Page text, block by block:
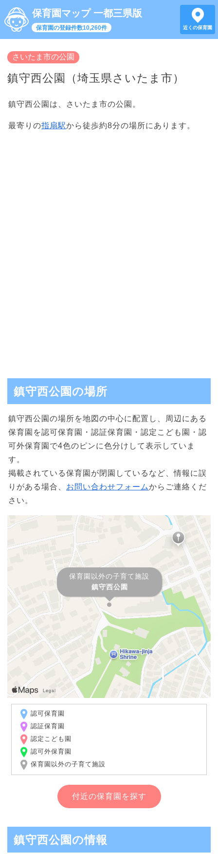
保育園マップ 一都三県版
保育園の登録件数10,260件 近くの保育園
さいたま市の公園
鎮守西公園（埼玉県さいたま市）
鎮守西公園は、さいたま市の公園。
最寄りの指扇駅から徒歩約8分の場所にあります。
鎮守西公園の場所
鎮守西公園の場所を地図の中心に配置し、周辺にある
保育園を認可保育園・認証保育園・認定こども園・認
可外保育園で4色のピンに色分けして表示していま
す。
掲載されている保育園が閉園しているなど、情報に誤
りがある場合、 お問い合わせフォームからご連絡くだ
さい。
保育園以外の子育て施設
鎮守西公園
認可保育園
認証保育園
認定こども園
認可外保育園
保育園以外の子育て施設
付近の保育園を探す
鎮守西公園の情報